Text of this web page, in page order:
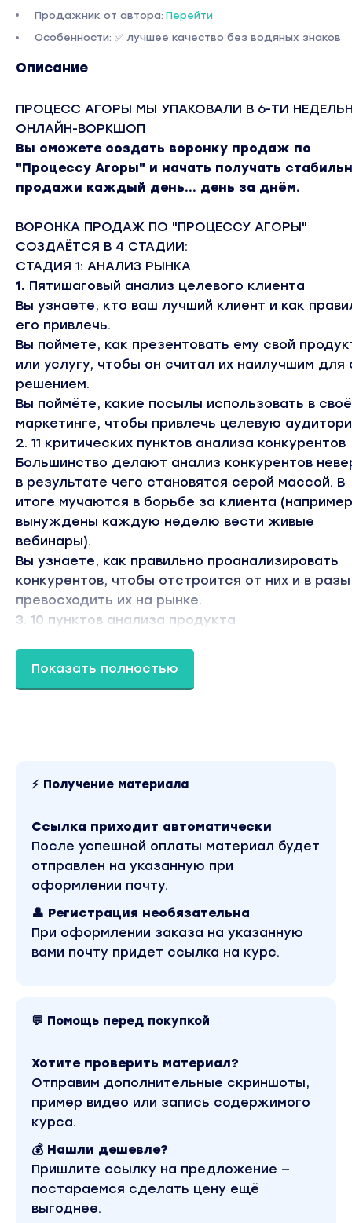
Продажник от автора: Перейти
Особенности: ✅ лучшее качество без водяных знаков
Описание
ПРОЦЕСС АГОРЫ МЫ УПАКОВАЛИ В 6-ТИ
ОНЛАЙН-ВОРКШОП
Вы сможете создать воронку продаж по
"Процессу Агоры" и начать получать
продажи каждый день... день за днём.
ВОРОНКА ПРОДАЖ ПО "ПРОЦЕССУ АГОРЫ"
СОЗДАЁТСЯ В 4 СТАДИИ:
CТАДИЯ 1: АНАЛИЗ РЫНКА
1. Пятишаговый анализ целевого клиента
Вы узнаете, кто ваш лучший клиент и как
его привлечь.
Вы поймете, как презентовать ему свой
или услугу, чтобы он считал их наилучшим для
решением.
Вы поймёте, какие посылы использовать в
маркетинге, чтобы привлечь целевую
2. 11 критических пунктов анализа конкурентов
Большинство делают анализ конкурентов
в результате чего становятся серой массой. В
итоге мучаются в борьбе за клиента
вынуждены каждую неделю вести живые
вебинары).
Вы узнаете, как правильно проанализировать
конкурентов, чтобы отстроится от них и в разы
превосходить их на рынке.
3. 10 пунктов анализа продукта
Здесь вы узнаете, как определить стадию
“опытности рынка".
К примеру, 15-летний паренёк хочет подцепить
летнюю девушку со словами “привет, малая, у
есть айфон. Пошли гулять".
Сработает ли это?
Нет. Потому что 15-летний парень и его слова
(маркетинг) отстают от текущего уровня
(рынка).
Ну, вы поняли...
Если вы ошибетесь в стадии Софистикации и
автоворонка не будет продавать.
Только после того, как вы правильно
уровень Софистикации, вы сможете создать
правильный посыл для своей целевой
Ваш клиент будет думать: "О! Это как раз то,
мне нужно!"
5. Анализ уровня "Осознанности" Рынка
Level)
Показать полностью
⚡ Получение материала
Ссылка приходит автоматически
После успешной оплаты материал будет
отправлен на указанную при
оформлении почту.
👤 Регистрация необязательна
При оформлении заказа на указанную
вами почту придет ссылка на курс.
💬 Помощь перед покупкой
Хотите проверить материал?
Отправим дополнительные скриншоты,
пример видео или запись содержимого
курса.
💰 Нашли дешевле?
Пришлите ссылку на предложение —
постараемся сделать цену ещё
выгоднее.